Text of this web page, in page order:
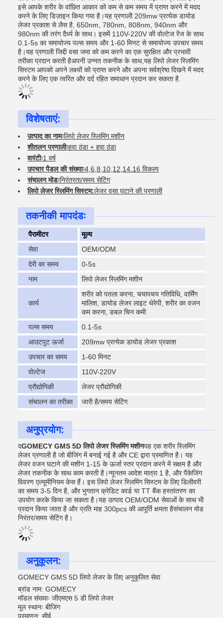
इसे आपके शरीर के वांछित आकार को कम से कम समय में प्राप्त करने में मदद
करने के लिए डिज़ाइन किया गया है।यह प्रणाली 209mw प्रत्येक डायोड
लेजर प्रकाश से लैस है, 650nm, 780nm, 808nm, 940nm और
980nm की तरंग दैर्ध्य के साथ। इसमें 110V-220V की वोल्टेज रेंज के साथ
0.1-5s का समायोज्य पल्स समय और 1-60 मिनट से समायोज्य उपचार समय
है।यह प्रणाली जिद्दी वसा जमा को कम करने का एक सुरक्षित और प्रभावी
तरीका प्रदान करती हैअपनी उन्नत तकनीक के साथ,यह लिपो लेजर स्लिमिंग
सिस्टम आपको अपने लक्ष्यों को प्राप्त करने और अपना सर्वश्रेष्ठ दिखने में मदद
करने के लिए एक त्वरित और दर्द रहित समाधान प्रदान कर सकता है.
विशेषताएं:
उत्पाद का नामःलिपो लेजर स्लिमिंग मशीन
शीतलन प्रणालीःहवा ठंडा + हवा ठंडा
वारंटीः1 वर्ष
उपचार पैडल की संख्याः4,6,8,10,12,14.16 विकल्प
संचालन मोडःनिरंतरता/समय सेटिंग
लिपो लेजर स्लिमिंग सिस्टम:लेजर वसा घटाने की प्रणाली
तकनीकी मापदंडः
पैरामीटर
मूल्य
सेवा
OEM/ODM
देरी का समय
0-5s
नाम
लिपो लेजर स्लिमिंग मशीन
कार्य
शरीर को पतला करना, चयापचय गतिविधि, वार्मिंग
मालिश, डायोड लेजर लाइट थेरेपी, शरीर का वजन
कम करना, डबल चिन कमी
पल्स समय
0.1-5s
आउटपुट ऊर्जा
209mw प्रत्येक डायोड लेजर प्रकाश
उपचार का समय
1-60 मिनट
वोल्टेज
110V-220V
प्रौद्योगिकी
लेजर प्रौद्योगिकी
संचालन का तरीका
जारी है/समय सेटिंग
अनुप्रयोग:
दGOMECY GMS 5D लिपो लेजर स्लिमिंग मशीनयह एक शरीर स्लिमिंग
लेजर प्रणाली है जो बीजिंग में बनाई गई है और CE द्वारा प्रमाणित है। यह
लेजर वजन घटाने की मशीन 1-15 के ऊर्जा स्तर प्रदान करने में सक्षम है और
लेजर तकनीक के साथ काम करती है।न्यूनतम आदेश मात्रा 1 है, और पैकेजिंग
विवरण एल्यूमीनियम केस हैं। इस लिपो लेजर स्लिमिंग सिस्टम के लिए डिलीवरी
का समय 3-5 दिन है, और भुगतान क्रेडिट कार्ड या TT बैंक हस्तांतरण का
उपयोग करके किया जा सकता है।यह उत्पाद OEM/ODM सेवाओं के साथ भी
प्रदान किया जाता है और प्रति माह 300pcs की आपूर्ति क्षमता हैसंचालन मोड
निरंतर/समय सेटिंग है।
अनुकूलन:
GOMECY GMS 5D लिपो लेजर के लिए अनुकूलित सेवा
ब्रांड नाम: GOMECY
मॉडल संख्याः जीएमएस 5 डी लिपो लेजर
मूल स्थानः बीजिंग
प्रमाणन: सीई